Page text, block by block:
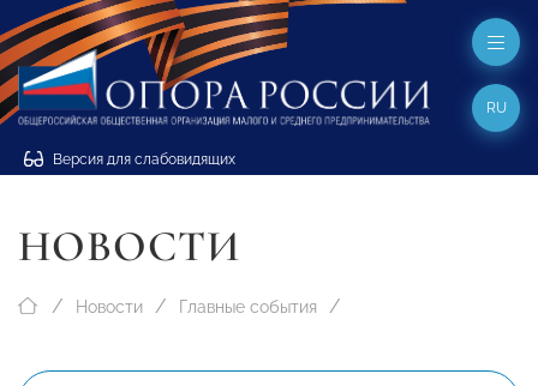
Версия для слабовидящих
RU
НОВОСТИ
Новости Главные события